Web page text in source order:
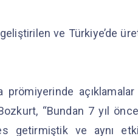
ve Türkiye’de
“Bundan 7 yıl
getirmiştik ve aynı